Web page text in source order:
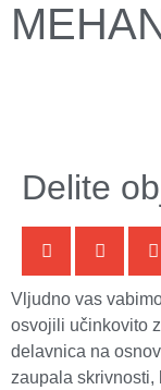
Delite
Vljudno vas
osvojili učinkovito
delavnica na
zaupala